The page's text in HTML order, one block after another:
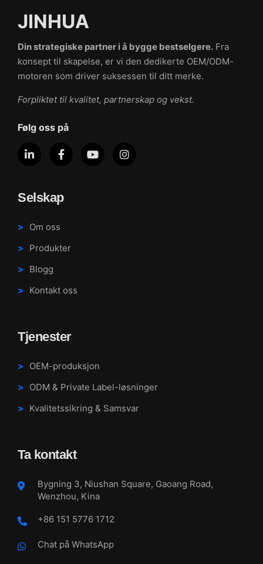
JINHUA
Din strategiske partner i å bygge bestselgere. Fra
konsept til skapelse, er vi den dedikerte OEM/ODM-
motoren som driver suksessen til ditt merke.
Forpliktet til kvalitet, partnerskap og vekst.
Følg oss på
Selskap
Om oss
Produkter
Blogg
Kontakt oss
Tjenester
OEM-produksjon
ODM & Private Label-løsninger
Kvalitetssikring & Samsvar
Ta kontakt
Bygning 3, Niushan Square, Gaoang Road,
Wenzhou, Kina
+86 151 5776 1712
Chat på WhatsApp